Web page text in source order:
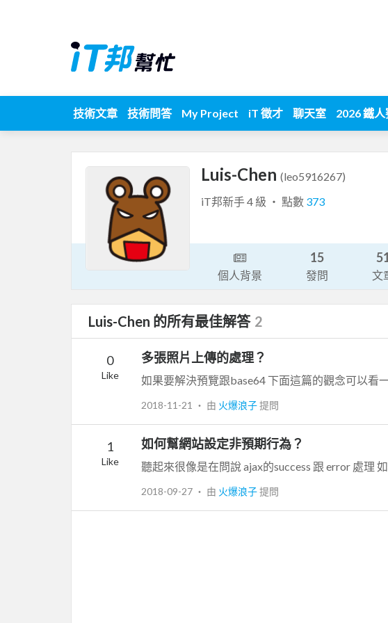
技術文章 技術問答 My Project iT 徵才 聊天室 2026 鐵人
Luis-Chen (leo5916267)
iT邦新手 4 級 ‧ 點數 373
個人背景
15
發問 文
Luis-Chen 的所有最佳解答 2
0
Like
多張照片上傳的處理？
2018-11-21 ‧ 由 火爆浪子提問
1
Like
如何幫網站設定非預期行為？
2018-09-27 ‧ 由 火爆浪子提問